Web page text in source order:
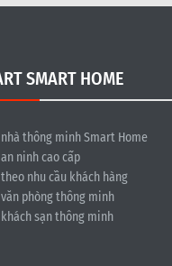
SMART HOME
thông minh Smart Home
ninh cao cấp
nhu cầu khách hàng
phòng thông minh
sạn thông minh